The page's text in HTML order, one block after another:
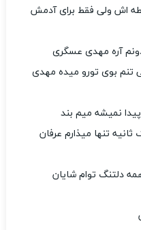
اش ولی فقط برای آدمش
آره مهدی عسگری
تنم بوی تورو میده مهدی
نمیشه میم بند
تنها میذارم عرفان
دلتنگ توام شایان